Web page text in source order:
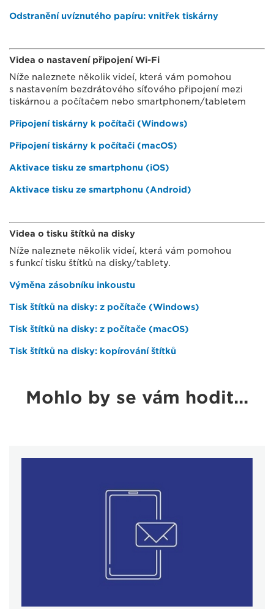
Odstranění uvíznutého papíru: vnitřek tiskárny
Videa o nastavení připojení Wi-Fi
Níže naleznete několik videí, která vám pomohou
s nastavením bezdrátového síťového připojení mezi
tiskárnou a počítačem nebo smartphonem/tabletem
Připojení tiskárny k počítači (Windows)
Připojení tiskárny k počítači (macOS)
Aktivace tisku ze smartphonu (iOS)
Aktivace tisku ze smartphonu (Android)
Videa o tisku štítků na disky
Níže naleznete několik videí, která vám pomohou
s funkcí tisku štítků na disky/tablety.
Výměna zásobníku inkoustu
Tisk štítků na disky: z počítače (Windows)
Tisk štítků na disky: z počítače (macOS)
Tisk štítků na disky: kopírování štítků
Mohlo by se vám hodit...